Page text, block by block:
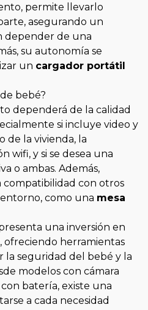
permite llevarlo
asegurando un
depender de una
su autonomía se
un cargador portátil
bebé?
dependerá de la calidad
si incluye video y
de la vivienda, la
wifi, y si se desea una
o ambas. Además,
compatibilidad con otros
como una mesa
una inversión en
ofreciendo herramientas
la seguridad del bebé y la
modelos con cámara
batería, existe una
a cada necesidad